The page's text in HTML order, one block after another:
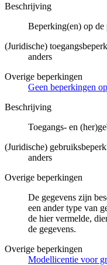
Beschrijving
Beperking(en) op de
(Juridische)
anders
Overige beperkingen
Geen beperkingen
Beschrijving
Toegangs- en
(Juridische)
anders
Overige beperkingen
De gegevens zijn
een ander type van
de hier vermelde,
de gegevens.
Overige beperkingen
Modellicentie voor